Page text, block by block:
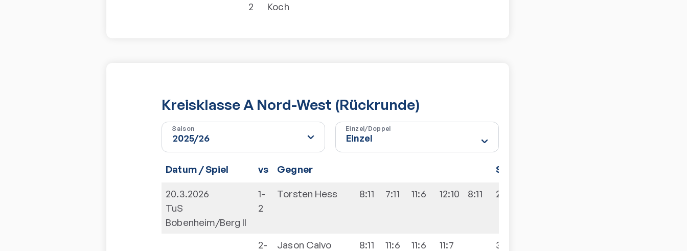
2
Koch
Kreisklasse A Nord-West (Rückrunde)
Saison Einzel/Doppel
Datum / Spiel vs Gegner Sätze
20.3.2026
TuS
Bobenheim/Berg II
1-
2
Torsten Hess 8:11 7:11 11:6 12:10 8:11 2:3
2-
Jason Calvo
8:11 11:6 11:6 11:7 3:1